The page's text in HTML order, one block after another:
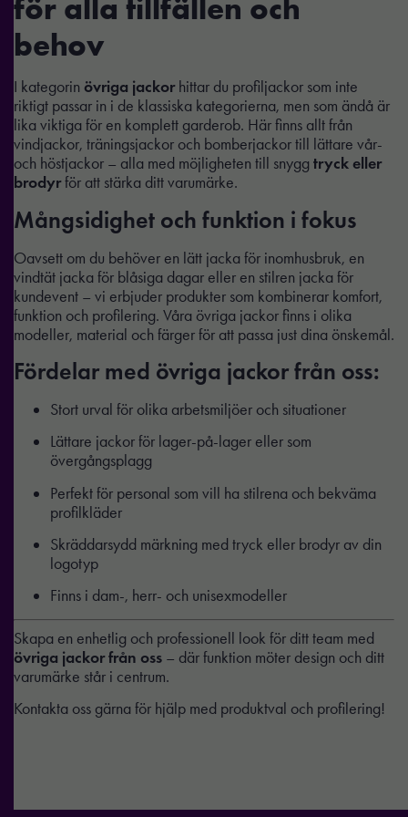
för alla tillfällen och
behov
I kategorin övriga jackorhittar du profiljackor som inte
riktigt passar in i de klassiska kategorierna, men som ändå är
lika viktiga för en komplett garderob. Här finns allt från
vindjackor, träningsjackor och bomberjackor till lättare vår-
och höstjackor – alla med möjligheten till snygg tryck eller
brodyrför att stärka ditt varumärke.
Mångsidighet och funktion i fokus
Oavsett om du behöver en lätt jacka för inomhusbruk, en
vindtät jacka för blåsiga dagar eller en stilren jacka för
kundevent – vi erbjuder produkter som kombinerar komfort,
funktion och profilering. Våra övriga jackor finns i olika
modeller, material och färger för att passa just dina önskemål.
Fördelar med övriga jackor från oss:
Stort urval för olika arbetsmiljöer och situationer
Lättare jackor för lager-på-lager eller som
övergångsplagg
Perfekt för personal som vill ha stilrena och bekväma
profilkläder
Skräddarsydd märkning med tryck eller brodyr av din
logotyp
Finns i dam-, herr- och unisexmodeller
Skapa en enhetlig och professionell look för ditt team med
övriga jackor från oss – där funktion möter design och ditt
varumärke står i centrum.
Kontakta oss gärna för hjälp med produktval och profilering!